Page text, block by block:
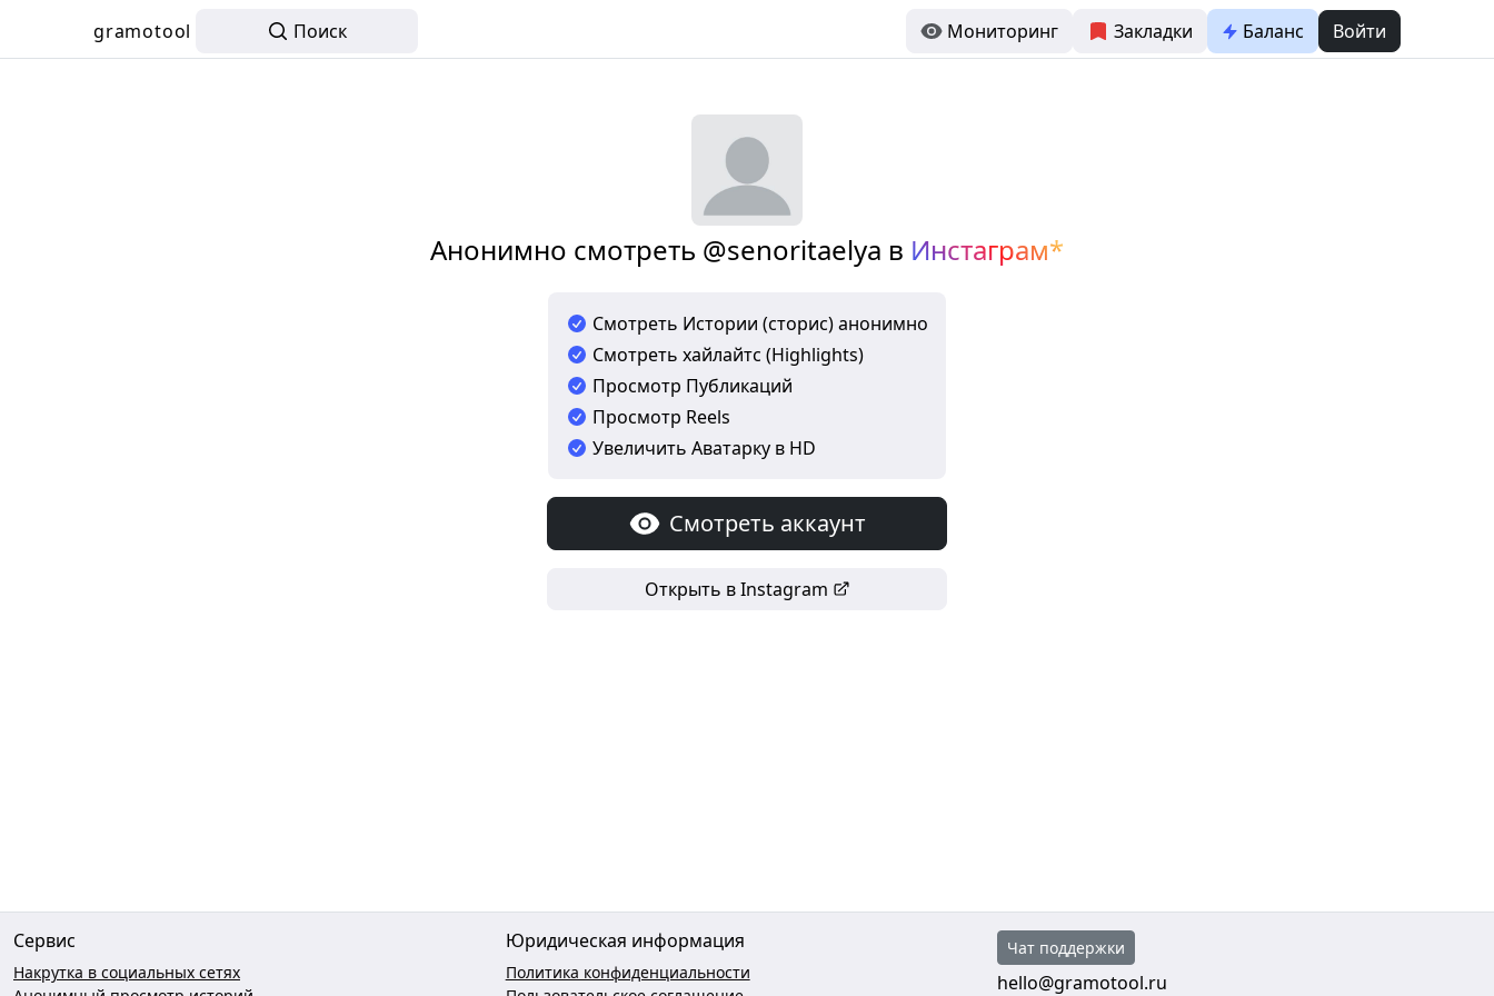
gramotool Поиск Мониторинг Закладки Баланс Войти
Анонимно смотреть @senoritaelya в Инстаграм*
Смотреть Истории (сторис) анонимно
Смотреть хайлайтс (Highlights)
Просмотр Публикаций
Просмотр Reels
Увеличить Аватарку в HD
Смотреть аккаунт
Открыть в Instagram
Сервис
Накрутка в социальных сетях
Юридическая информация
Политика конфиденциальности
Чат поддержки
hello@gramotool.ru